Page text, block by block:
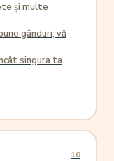
și multe
gânduri, vă
singura ta
10